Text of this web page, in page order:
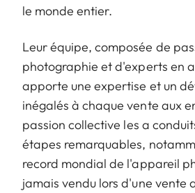
le monde entier.
Leur équipe, composée de
photographie et d'experts en
apporte une expertise et un
inégalés à chaque vente aux
passion collective les a
étapes remarquables,
record mondial de l'appareil
jamais vendu lors d'une vente